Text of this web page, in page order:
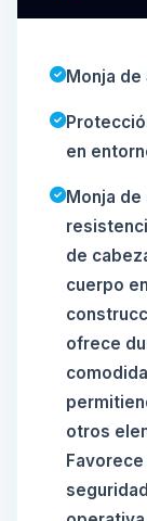
Monja de
en
Monja de
de
cuerpo
ofrece
otros